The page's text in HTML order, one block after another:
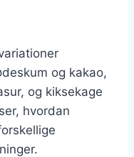
og kakao,
og kiksekage
hvordan